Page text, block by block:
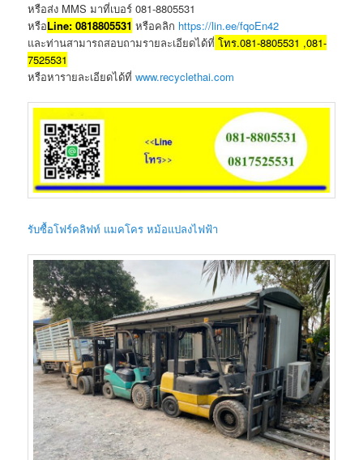
หรือส่ง MMS มาที่เบอร์ 081-8805531
หรือLine: 0818805531 หรือคลิก https://lin.ee/fqoEn42
และท่านสามารถสอบถามรายละเอียดได้ที่ โทร.081-8805531 ,081-
7525531
หรือหารายละเอียดได้ที่www.recyclethai.com
รับซื้อโฟร์คลิฟท์ แมคโคร หม้อแปลงไฟฟ้า